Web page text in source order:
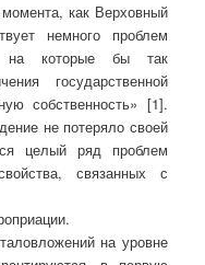
как Верховный
немного проблем
на которые бы так
государственной
собственность» [1].
не потеряло своей
целый ряд проблем
связанных с
на уровне